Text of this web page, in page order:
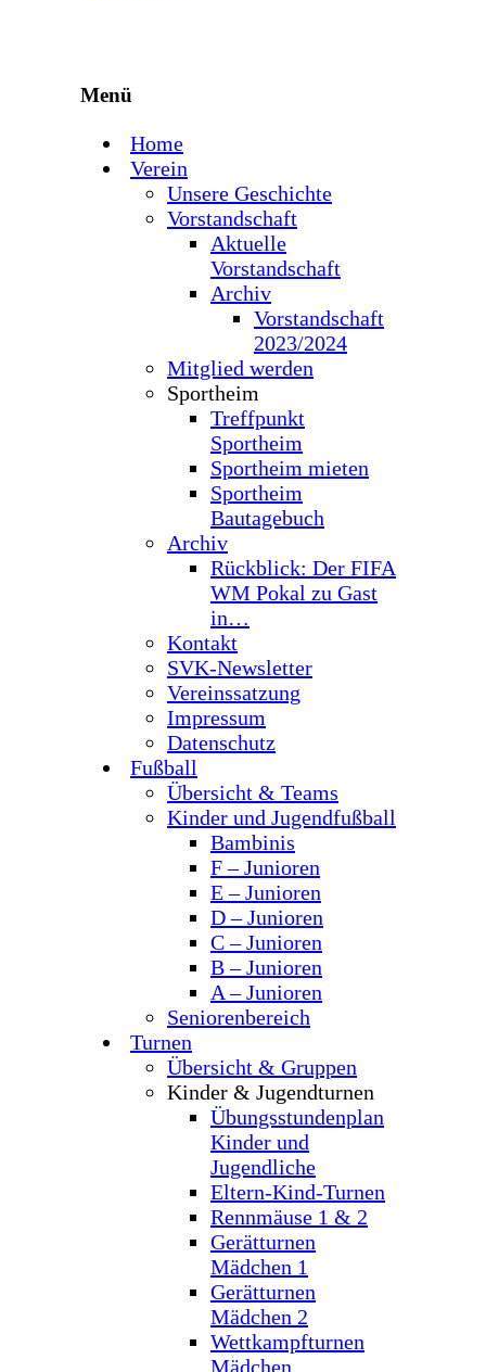
Menü
Home
Verein
Unsere Geschichte
Vorstandschaft
Aktuelle
Vorstandschaft
Archiv
Vorstandschaft
2023/2024
Mitglied werden
Sportheim
Treffpunkt
Sportheim
Sportheim mieten
Sportheim
Bautagebuch
Archiv
Rückblick: Der FIFA
WM Pokal zu Gast
in…
Kontakt
SVK-Newsletter
Vereinssatzung
Impressum
Datenschutz
Fußball
Übersicht & Teams
Kinder und Jugendfußball
Bambinis
F – Junioren
E – Junioren
D – Junioren
C – Junioren
B – Junioren
A – Junioren
Seniorenbereich
Turnen
Übersicht & Gruppen
Kinder & Jugendturnen
Übungsstundenplan
Kinder und
Jugendliche
Eltern-Kind-Turnen
Rennmäuse 1 & 2
Gerätturnen
Mädchen 1
Gerätturnen
Mädchen 2
Wettkampfturnen
Mädchen